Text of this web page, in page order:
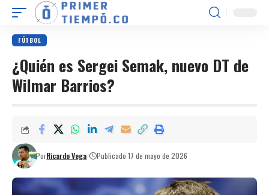
FÚTBOL
¿Quién es Sergei Semak, nuevo DT de
Wilmar Barrios?
PorRicardo Vega Publicado 17 de mayo de 2026